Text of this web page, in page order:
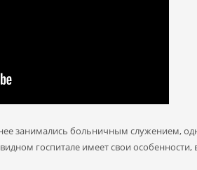
занимались больничным служением,
госпитале имеет свои